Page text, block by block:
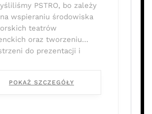
PSTRO, bo zależy
wspieraniu środowiska
teatrów
oraz tworzeniu
do prezentacji i
…
POKAŻ SZCZEGÓŁY